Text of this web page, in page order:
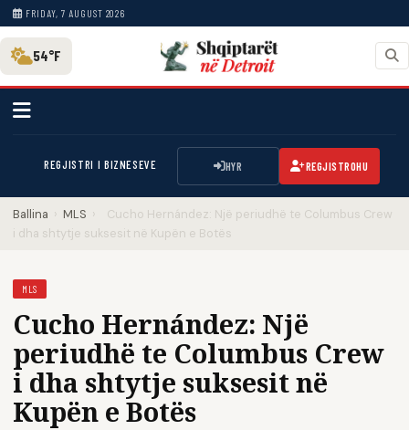
FRIDAY, 7 AUGUST 2026
54°F
REGJISTRI I BIZNESEVE HYR REGJISTROHU
Ballina › MLS ›
Cucho Hernández: Një periudhë te Columbus Crew
i dha shtytje suksesit në Kupën e Botës
MLS
Cucho Hernández: Një
periudhë te Columbus Crew
i dha shtytje suksesit në
Kupën e Botës